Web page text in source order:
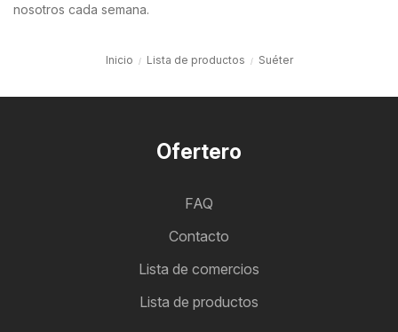
nosotros cada semana.
Inicio Lista de productos Suéter
Ofertero
FAQ
Contacto
Lista de comercios
Lista de productos